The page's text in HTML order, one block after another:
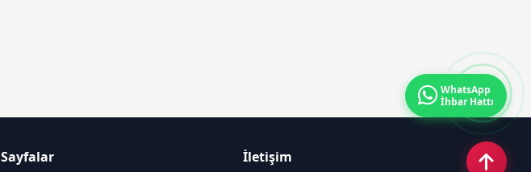
Sayfalar İletişim
WhatsApp
İhbar Hattı